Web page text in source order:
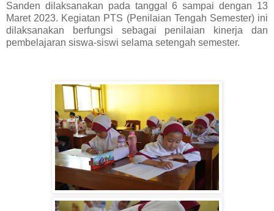
Sanden dilaksanakan pada tanggal 6 sampai dengan 13
Maret 2023. Kegiatan PTS (Penilaian Tengah Semester) ini
dilaksanakan berfungsi sebagai penilaian kinerja dan
pembelajaran siswa-siswi selama setengah semester.